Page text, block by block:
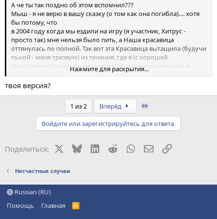
А че ты так поздно об этом вспомнил???
Мыш - я не верю в вашу сказку (о том как она погибла).... хотя
бы потому, что
в 2004 году когда мы ездили на игру (я участник, Хитрус -
просто так) мне нельзя было пить, а Наша красавица
оттянулась по полной. Так вот эта Красавица вытащила (будучи
пьной - меня трезвую) из течения, где я (с хорошей
подготовкой) выплыть не смогла... А она вытащила себя и
меня.
Так что Мыш думай сам....
Нажмите для раскрытия...
твоя версия?
1 из 2 Вперёд
Войдите или зарегистрируйтесь для ответа.
Поделиться: BlueskyLinkedIn
RedditWhatsAppЭлектронная
Ссылка
Несчастные случаи
Russian (RU)
Помощь
Главная
R